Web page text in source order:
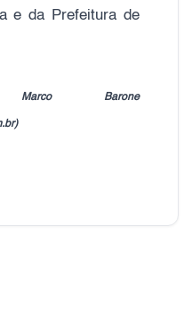
e da Prefeitura de
Barone